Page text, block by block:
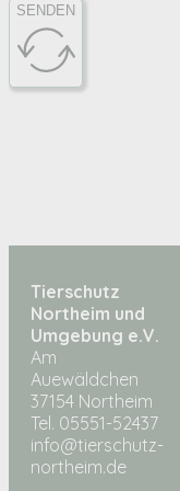
SENDEN
Tierschutz
Northeim und
Umgebung e.V.
Am
Auewäldchen
37154 Northeim
Tel. 05551-52437
info@tierschutz-
northeim.de